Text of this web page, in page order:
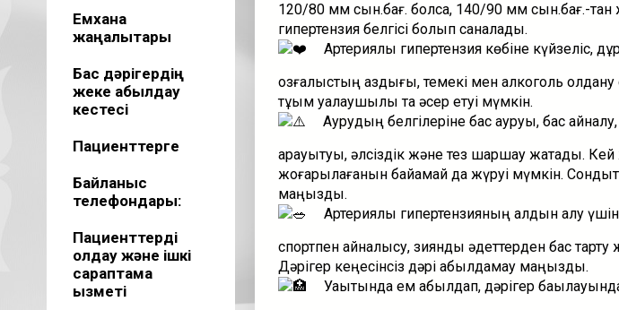
Емхана
жаңалықтары
Бас дәрігердің
жеке қабылдау
кестесі
Пациенттерге
Байланыс
телефондары:
Пациенттерді
қолдау және ішкі
сараптама
қызметі
120/80 мм сын.бағ. болса, 140/90 мм сын.бағ.-тан
гипертензия белгісі болып саналады.
Артериялық гипертензия көбіне күйзеліс,
қозғалыстың аздығы, темекі мен алкоголь
тұқым қуалаушылық та әсер етуі мүмкін.
Аурудың белгілеріне бас ауруы, бас
қарауытуы, әлсіздік және тез шаршау жатады.
жоғарылағанын байқамай да жүруі мүмкін.
маңызды.
Артериялық гипертензияның алдын алу
спортпен айналысу, зиянды әдеттерден бас тарту
Дәрігер кеңесінсіз дәрі қабылдамау маңызды.
Уақытында ем қабылдап, дәрігер